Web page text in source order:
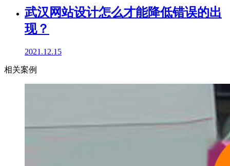
武汉网站设计怎么才能降低错误的出
现？
2021.12.15
相关案例